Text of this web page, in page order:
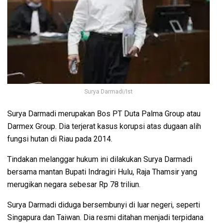
Surya Darmadi/Ist
Surya Darmadi merupakan Bos PT Duta Palma Group atau
Darmex Group. Dia terjerat kasus korupsi atas dugaan alih
fungsi hutan di Riau pada 2014.
Tindakan melanggar hukum ini dilakukan Surya Darmadi
bersama mantan Bupati Indragiri Hulu, Raja Thamsir yang
merugikan negara sebesar Rp 78 triliun.
Surya Darmadi diduga bersembunyi di luar negeri, seperti
Singapura dan Taiwan. Dia resmi ditahan menjadi terpidana